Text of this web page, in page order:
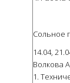
Сольное
14.04,
Волкова
1.